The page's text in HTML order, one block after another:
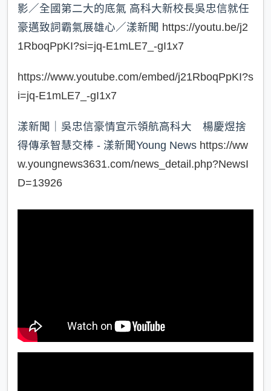
影／全國第二大的底氣 高科大新校長吳忠信就任
豪邁致詞霸氣展雄心／漾新聞 https://youtu.be/j2
1RboqPpKI?si=jq-E1mLE7_-gI1x7
https://www.youtube.com/embed/j21RboqPpKI?s
i=jq-E1mLE7_-gI1x7
漾新聞｜吳忠信豪情宣示領航高科大 楊慶煜捨
得傳承智慧交棒 - 漾新聞Young News https://ww
w.youngnews3631.com/news_detail.php?NewsI
D=13926